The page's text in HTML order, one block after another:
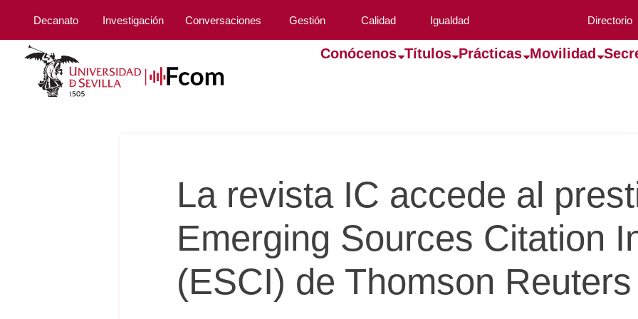
Decanato Investigación Conversaciones Gestión Calidad Igualdad Directorio
Conócenos Títulos Prácticas Movilidad
La revista IC accede al
Emerging Sources Citation
(ESCI) de Thomson Reuters